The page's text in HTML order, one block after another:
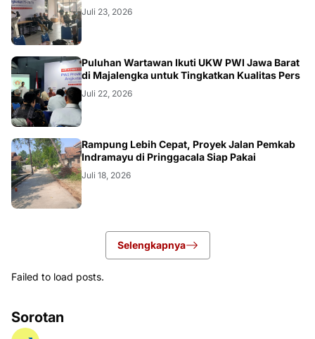
Juli 23, 2026
Puluhan Wartawan Ikuti UKW PWI Jawa Barat
di Majalengka untuk Tingkatkan Kualitas Pers
Juli 22, 2026
LOKAL
Rampung Lebih Cepat, Proyek Jalan Pemkab
Indramayu di Pringgacala Siap Pakai
Juli 18, 2026
Selengkapnya
Failed to load posts.
Sorotan